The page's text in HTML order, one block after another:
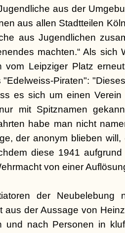
aus der
aus allen Stadtteilen
aus Jugendlichen
machten.“ Als sich
vom Leipziger Platz
Piraten":
es sich um einen
mit Spitznamen
habe man nicht
der anonym blieben
diese 1941
von einer
der Neubelebung
aus der Aussage von
und nach Personen in